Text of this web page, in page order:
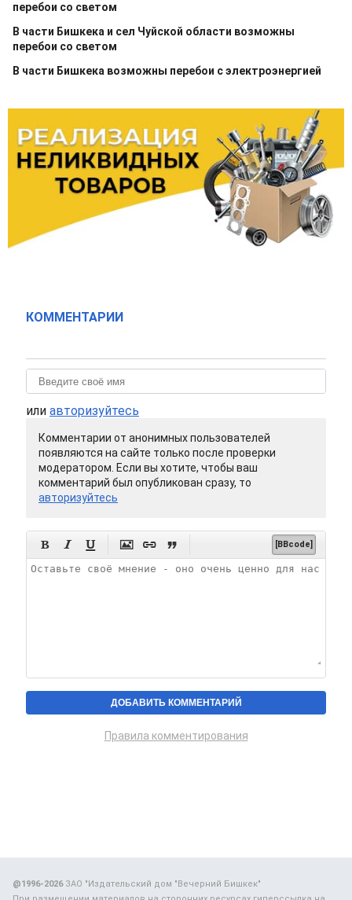
перебои со светом
В части Бишкека и сел Чуйской области возможны
перебои со светом
В части Бишкека возможны перебои с электроэнергией
КОММЕНТАРИИ
или авторизуйтесь
Комментарии от анонимных пользователей
появляются на сайте только после проверки
модератором. Если вы хотите, чтобы ваш
комментарий был опубликован сразу, то
авторизуйтесь
      [BBcode]
Правила комментирования
@1996-2026ЗАО "Издательский дом "Вечерний Бишкек"